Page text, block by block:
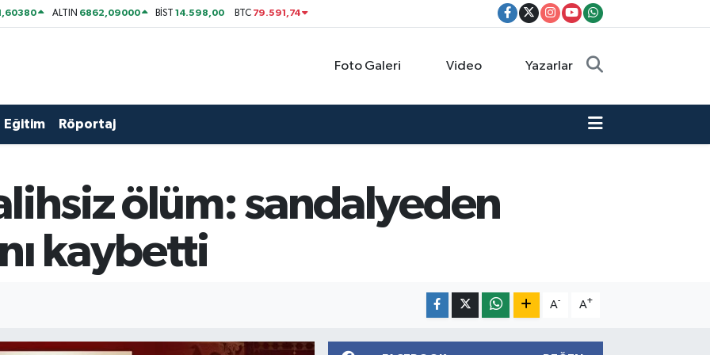
ALTIN 6862,09000 BİST14.598,00 BTC 79.591,74
Foto Galeri Video Yazarlar
Eğitim Röportaj
ölüm: sandalyeden
kaybetti
A- A+